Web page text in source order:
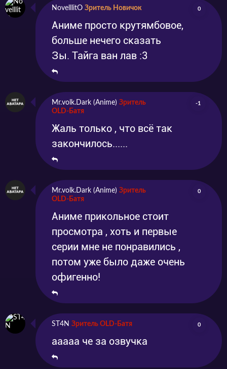
NovelllitO Зритель Новичок 0
Аниме просто крутямбовое,
больше нечего сказать
Зы. Тайга ван лав :3
Mr.volk.Dark (Anime) Зритель
OLD-Батя
-1
Жаль только , что всё так
закончилось......
Mr.volk.Dark (Anime) Зритель
OLD-Батя
0
Аниме прикольное стоит
просмотра , хоть и первые
серии мне не понравились ,
потом уже было даже очень
офигенно!
ST4N Зритель OLD-Батя 0
ааааа че за озвучка